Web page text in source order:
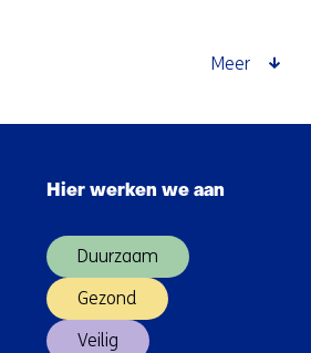
Meer
Hier werken we aan
Duurzaam
Gezond
Veilig